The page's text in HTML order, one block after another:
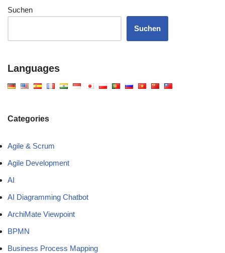
Suchen
Suchen
Languages
Categories
Agile & Scrum
Agile Development
AI
AI Diagramming Chatbot
ArchiMate Viewpoint
BPMN
Business Process Mapping